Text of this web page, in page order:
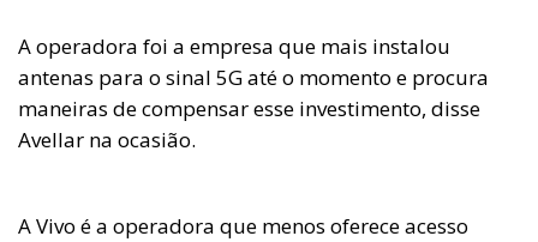
A operadora foi a empresa que mais instalou
antenas para o sinal 5G até o momento e procura
maneiras de compensar esse investimento, disse
Avellar na ocasião.
A Vivo é a operadora que menos oferece acesso